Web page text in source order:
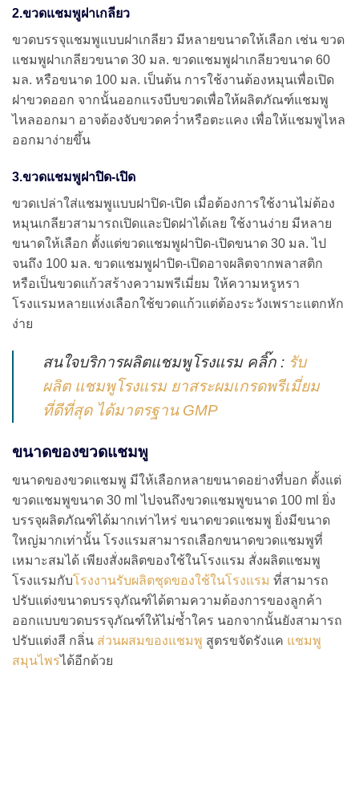
2.ขวดแชมพูฝาเกลียว
ขวดบรรจุแชมพูแบบฝาเกลียว มีหลายขนาดให้เลือก เช่น ขวด
แชมพูฝาเกลียวขนาด 30 มล. ขวดแชมพูฝาเกลียวขนาด 60
มล. หรือขนาด 100 มล. เป็นต้น การใช้งานต้องหมุนเพื่อเปิด
ฝาขวดออก จากนั้นออกแรงบีบขวดเพื่อให้ผลิตภัณฑ์แชมพู
ไหลออกมา อาจต้องจับขวดคว่ำหรือตะแคง เพื่อให้แชมพูไหล
ออกมาง่ายขึ้น
3.ขวดแชมพูฝาปิด-เปิด
ขวดเปล่าใส่แชมพูแบบฝาปิด-เปิด เมื่อต้องการใช้งานไม่ต้อง
หมุนเกลียวสามารถเปิดและปิดฝาได้เลย ใช้งานง่าย มีหลาย
ขนาดให้เลือก ตั้งแต่ขวดแชมพูฝาปิด-เปิดขนาด 30 มล. ไป
จนถึง 100 มล. ขวดแชมพูฝาปิด-เปิดอาจผลิตจากพลาสติก
หรือเป็นขวดแก้วสร้างความพรีเมี่ยม ให้ความหรูหรา
โรงแรมหลายแห่งเลือกใช้ขวดแก้วแต่ต้องระวังเพราะแตกหัก
ง่าย
สนใจบริการผลิตแชมพูโรงแรม คลิ๊ก : รับ
ผลิต แชมพูโรงแรม ยาสระผมเกรดพรีเมี่ยม
ที่ดีที่สุด ได้มาตรฐาน GMP
ขนาดของขวดแชมพู
ขนาดของขวดแชมพู มีให้เลือกหลายขนาดอย่างที่บอก ตั้งแต่
ขวดแชมพูขนาด 30 ml ไปจนถึงขวดแชมพูขนาด 100 ml ยิ่ง
บรรจุผลิตภัณฑ์ได้มากเท่าไหร่ ขนาดขวดแชมพู ยิ่งมีขนาด
ใหญ่มากเท่านั้น โรงแรมสามารถเลือกขนาดขวดแชมพูที่
เหมาะสมได้ เพียงสั่งผลิตของใช้ในโรงแรม สั่งผลิตแชมพู
โรงแรมกับโรงงานรับผลิตชุดของใช้ในโรงแรม ที่สามารถ
ปรับแต่งขนาดบรรจุภัณฑ์ได้ตามความต้องการของลูกค้า
ออกแบบขวดบรรจุภัณฑ์ให้ไม่ซ้ำใคร นอกจากนั้นยังสามารถ
ปรับแต่งสี กลิ่น ส่วนผสมของแชมพู สูตรขจัดรังแค แชมพู
สมุนไพรได้อีกด้วย